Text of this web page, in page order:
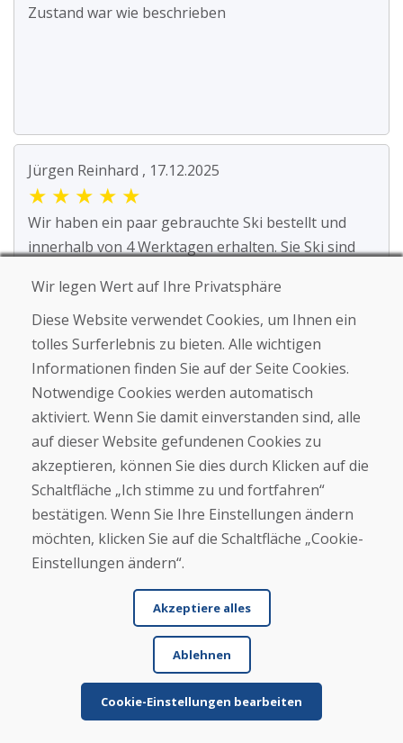
Zustand war wie beschrieben
Jürgen Reinhard , 17.12.2025
★ ★ ★ ★ ★
Wir haben ein paar gebrauchte Ski bestellt und
innerhalb von 4 Werktagen erhalten. Sie Ski sind
Mehr lesen ...
Weitere Rezensionen ansehen >
Eigene Rezension
verfassen
★★★★★
Vor- und Nachname
Wir legen Wert auf Ihre Privatsphäre
Diese Website verwendet Cookies, um Ihnen ein
tolles Surferlebnis zu bieten. Alle wichtigen
Informationen finden Sie auf der Seite Cookies.
Notwendige Cookies werden automatisch
aktiviert. Wenn Sie damit einverstanden sind, alle
auf dieser Website gefundenen Cookies zu
akzeptieren, können Sie dies durch Klicken auf die
Schaltfläche „Ich stimme zu und fortfahren“
bestätigen. Wenn Sie Ihre Einstellungen ändern
möchten, klicken Sie auf die Schaltfläche „Cookie-
Einstellungen ändern“.
Akzeptiere alles
Ablehnen
Cookie-Einstellungen bearbeiten